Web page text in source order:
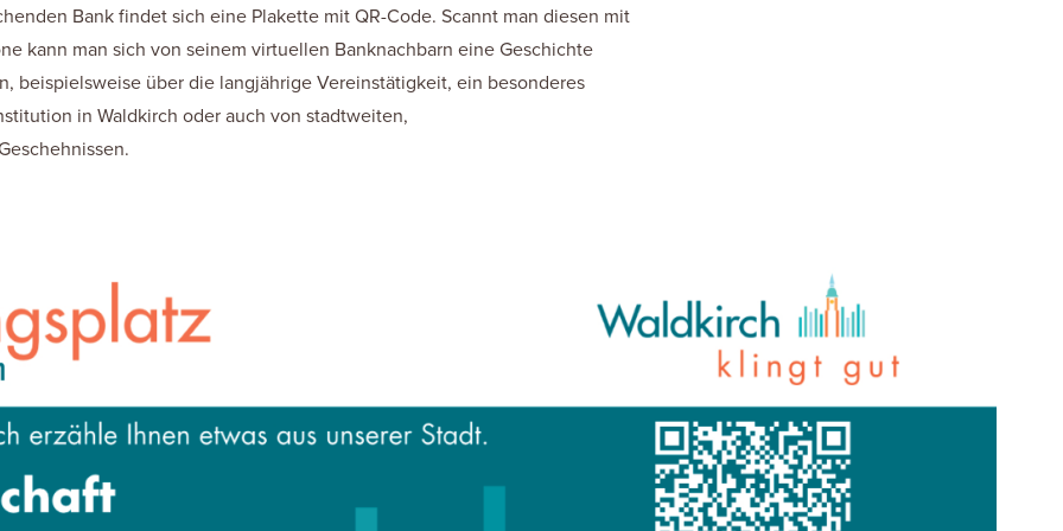
Bank findet sich eine Plakette mit QR-Code. Scannt man diesen mit
kann man sich von seinem virtuellen Banknachbarn eine Geschichte
beispielsweise über die langjährige Vereinstätigkeit, ein besonderes
in Waldkirch oder auch von stadtweiten,